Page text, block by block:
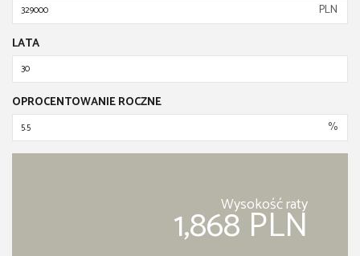
PLN
LATA
OPROCENTOWANIE ROCZNE
%
Wysokość raty
1,868 PLN